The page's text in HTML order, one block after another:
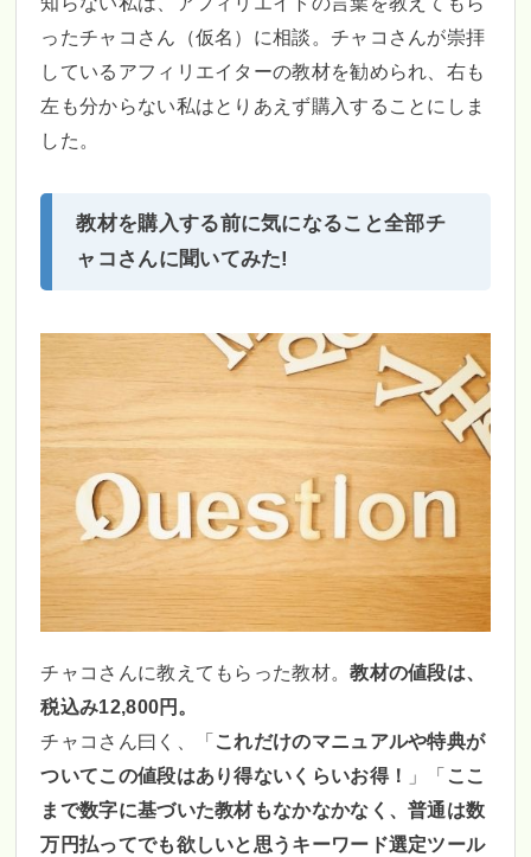
ったチャコさん（仮名）に相談。チャコさんが崇拝
しているアフィリエイターの教材を勧められ、右も
左も分からない私はとりあえず購入することにしま
した。
教材を購入する前に気になること全部チ
ャコさんに聞いてみた!
チャコさんに教えてもらった教材。教材の値段は、
税込み12,800円。
チャコさん曰く、「 これだけのマニュアルや特典が
ついてこの値段はあり得ないくらいお得！
」「 ここ
まで数字に基づいた教材もなかなかなく、普通は数
万円払ってでも欲しいと思うキーワード選定ツール